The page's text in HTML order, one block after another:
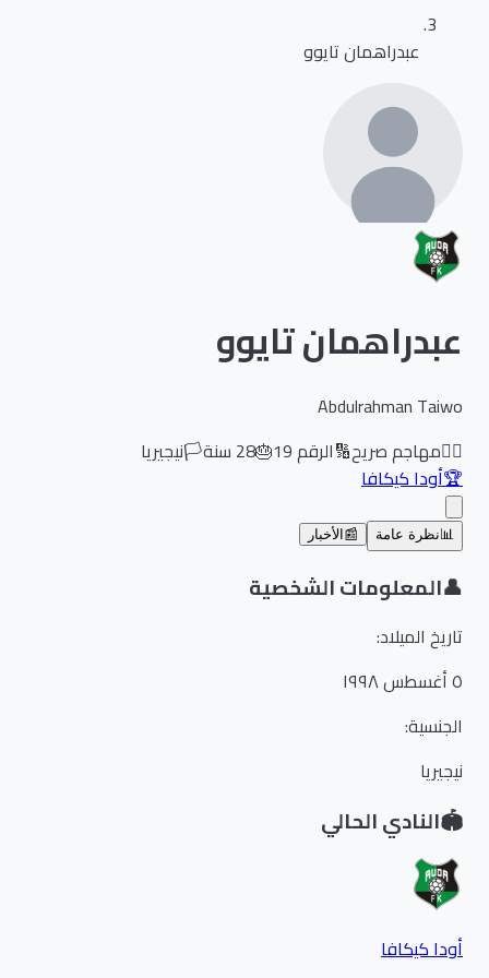
عبدراهمان تايوو
عبدراهمان تايوو
Abdulrahman Taiwo
مهاجم صريح🔢الرقم19
🎂
28سنة🏳️نيجيريا
أودا كيكافا
نظرة عامة 📰 الأخبار
المعلومات الشخصية
تاريخ الميلاد:
الجنسية:
نيجيريا
النادي الحالي
أودا كيكافا